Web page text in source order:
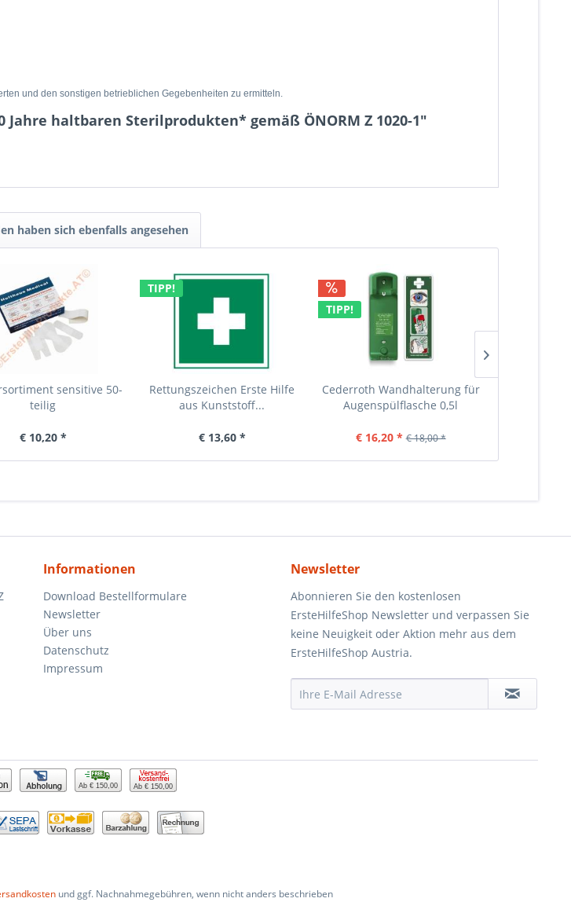
und den sonstigen betrieblichen Gegebenheiten zu ermitteln.
haltbaren Sterilprodukten* gemäß ÖNORM Z 1020-1"
haben sich ebenfalls angesehen
sensitive 50-
teilig
€ 10,20 *
TIPP!
Rettungszeichen Erste Hilfe
aus Kunststoff...
€ 13,60 *
TIPP!
Cederroth Wandhalterung für
Augenspülflasche 0,5l
€ 16,20 * € 18,00 *
Informationen
Download Bestellformulare
Newsletter
Über uns
Datenschutz
Impressum
Newsletter
Abonnieren Sie den kostenlosen
ErsteHilfeShop Newsletter und verpassen Sie
keine Neuigkeit oder Aktion mehr aus dem
ErsteHilfeShop Austria.
Ab € 150,00 Ab € 150,00
und ggf. Nachnahmegebühren, wenn nicht anders beschrieben